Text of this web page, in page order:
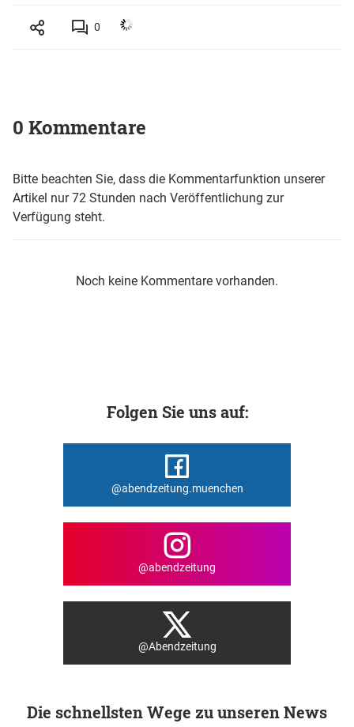
0
0 Kommentare
Bitte beachten Sie, dass die Kommentarfunktion unserer
Artikel nur 72 Stunden nach Veröffentlichung zur
Verfügung steht.
Noch keine Kommentare vorhanden.
Folgen Sie uns auf:
@abendzeitung.muenchen
@abendzeitung
@Abendzeitung
Die schnellsten Wege zu unseren News